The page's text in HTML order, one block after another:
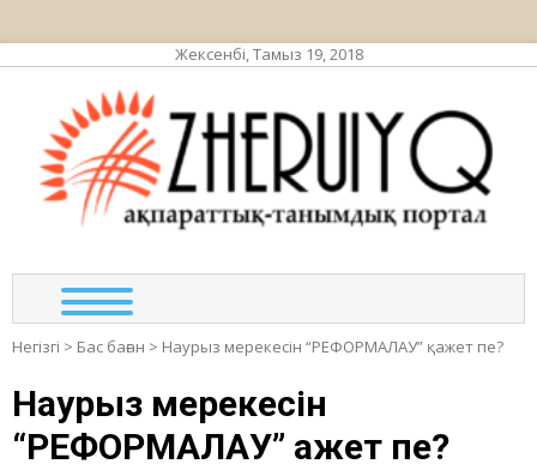
Жексенбі, Тамыз 19, 2018
Негізгі > Бас баған > Наурыз мерекесін “РЕФОРМАЛАУ” қажет пе?
Наурыз мерекесін
“РЕФОРМАЛАУ” қажет пе?